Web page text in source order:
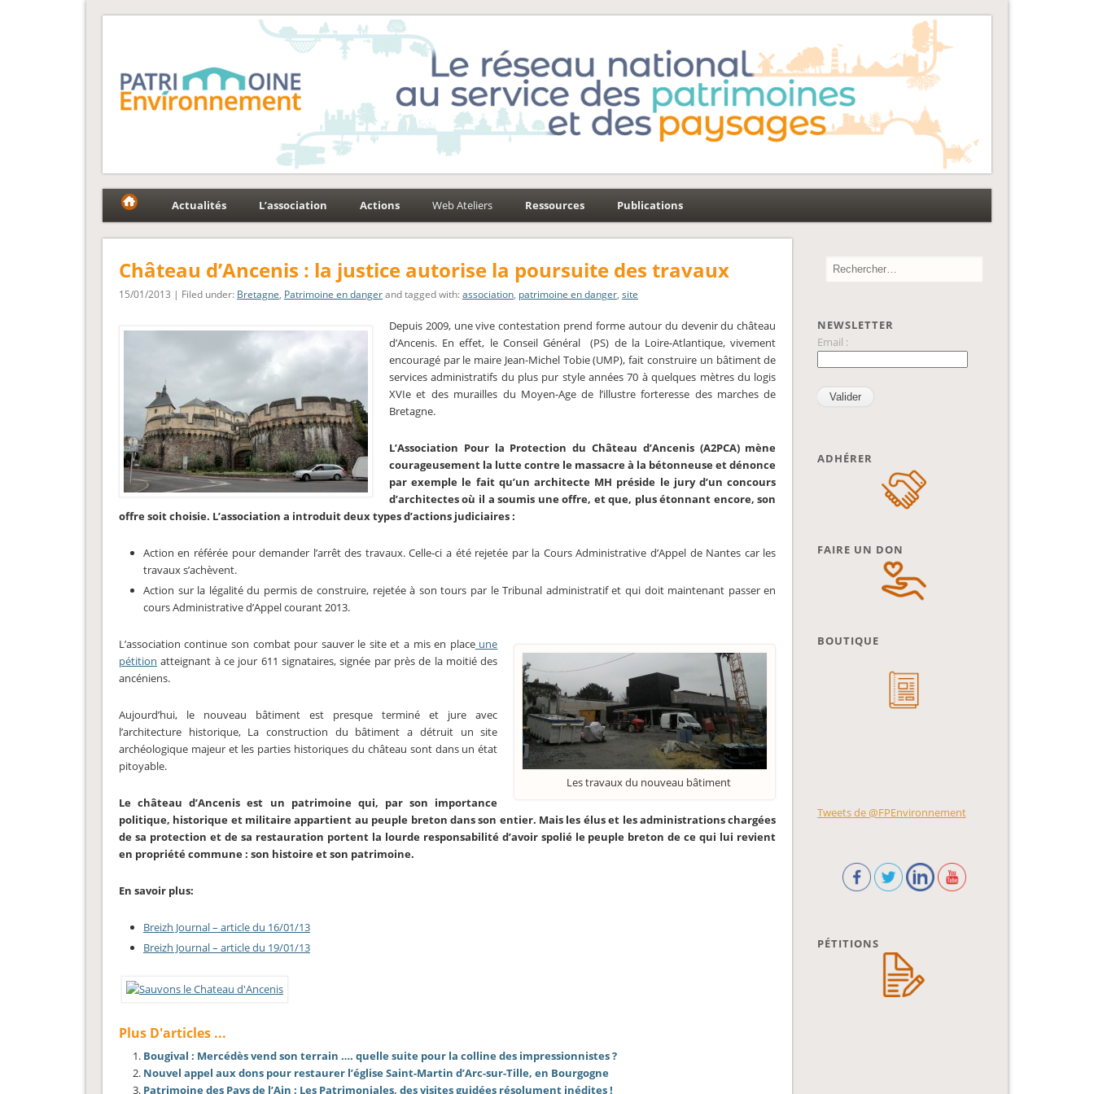
Fédération Patrimoine-Environnement
Actualités L’association Actions Web Ateliers Ressources Publications
Château d’Ancenis : la justice autorise la poursuite des travaux
15/01/2013 | Filed under: Bretagne, Patrimoine en dangerand tagged with:association, patrimoine en danger, site
Depuis 2009, une vive contestation prend forme autour du devenir du château
d’Ancenis. En effet, le Conseil Général (PS) de la Loire-Atlantique, vivement
encouragé par le maire Jean-Michel Tobie (UMP), fait construire un bâtiment de
services administratifs du plus pur style années 70 à quelques mètres du logis
XVIe et des murailles du Moyen-Age de l’illustre forteresse des marches de
Bretagne.
L’Association Pour la Protection du Château d’Ancenis (A2PCA) mène
courageusement la lutte contre le massacre à la bétonneuse et dénonce
par exemple le fait qu’un architecte MH préside le jury d’un concours
d’architectes où il a soumis une offre, et que, plus étonnant encore, son
offre soit choisie. L’association a introduit deux types d’actions judiciaires :
Action en référée pour demander l’arrêt des travaux. Celle-ci a été rejetée par la Cours Administrative d’Appel de Nantes car les
travaux s’achèvent.
Action sur la légalité du permis de construire, rejetée à son tours par le Tribunal administratif et qui doit maintenant passer en
cours Administrative d’Appel courant 2013.
Les travaux du nouveau bâtiment
L’association continue son combat pour sauver le site et a mis en placeune
pétition atteignant à ce jour 611 signataires, signée par près de la moitié des
ancéniens.
Aujourd’hui, le nouveau bâtiment est presque terminé et jure avec
l’architecture historique, La construction du bâtiment a détruit un site
archéologique majeur et les parties historiques du château sont dans un état
pitoyable.
Le château d’Ancenis est un patrimoine qui, par son importance
politique, historique et militaire appartient au peuple breton dans son entier. Mais les élus et les administrations chargées
de sa protection et de sa restauration portent la lourde responsabilité d’avoir spolié le peuple breton de ce qui lui revient
en propriété commune : son histoire et son patrimoine.
En savoir plus:
Breizh Journal – article du 16/01/13
Breizh Journal – article du 19/01/13
Plus D'articles ...
Bougival : Mercédès vend son terrain …. quelle suite pour la colline des impressionnistes ?
Nouvel appel aux dons pour restaurer l’église Saint-Martin d’Arc-sur-Tille, en Bourgogne
Patrimoine des Pays de l’Ain : Les Patrimoniales, des visites guidées résolument inédites !
NEWSLETTER
Email :
ADHÉRER
FAIRE UN DON
BOUTIQUE
Tweets de @FPEnvironnement
PÉTITIONS